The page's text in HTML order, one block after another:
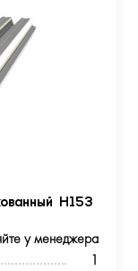
Н153
у менеджера
1